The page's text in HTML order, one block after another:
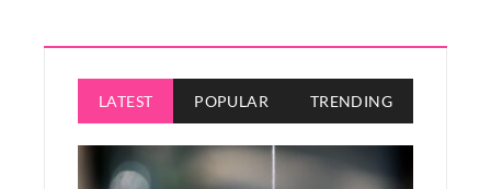
LATEST POPULAR TRENDING